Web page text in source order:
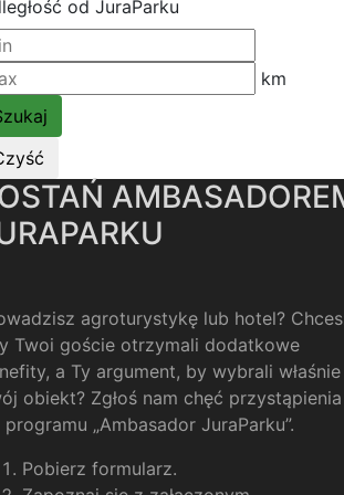
od JuraParku
km
agroturystykę lub hotel?
Twoi goście otrzymali dodatkowe
a Ty argument, by wybrali właśnie
obiekt? Zgłoś nam chęć przystąpienia
programu „Ambasador JuraParku”.
Pobierz formularz.